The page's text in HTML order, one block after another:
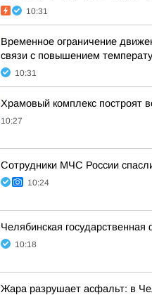
10:31
Временное ограничение
связи с повышением
10:31
Храмовый комплекс построят
10:27
Сотрудники МЧС России
10:24
Челябинская
10:18
Жара разрушает асфальт: в